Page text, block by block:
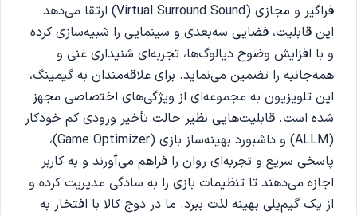
فراگیر و مجازی (Virtual Surround Sound) ارتقا می‌دهد.
این قابلیت، فضایی سه‌بعدی و سینمایی را شبیه‌سازی کرده
و با افزایش وضوح دیالوگ‌ها، تجربه‌ای شنیداری غنی و
همه‌جانبه را تضمین می‌نماید. برای علاقه‌مندان به گیمینگ،
این تلویزیون به مجموعه‌ای از ویژگی‌های اختصاصی مجهز
شده است. قابلیت‌هایی نظیر حالت تأخیر ورودی کم خودکار
(ALLM) و داشبورد بهینه‌ساز بازی (Game Optimizer)،
پاسخی سریع و تجربه‌ای روان را فراهم می‌آورند و به کاربر
اجازه می‌دهند تا تنظیمات بازی را به سادگی مدیریت کرده و
از یک گیم‌پلی بهینه لذت ببرد. ما در دوج کالا با افتخار به